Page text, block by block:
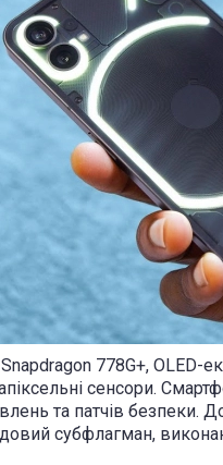
778G+, OLED-
сенсори.
та патчів
субфлагман,